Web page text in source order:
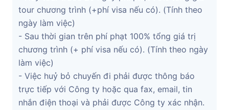
tour chương trình (+phí visa nếu có). (Tính theo
ngày làm việc)
- Sau thời gian trên phí phạt 100% tổng giá trị
chương trình (+ phí visa nếu có). (Tính theo ngày
làm việc)
- Việc huỷ bỏ chuyến đi phải được thông báo
trực tiếp với Công ty hoặc qua fax, email, tin
nhắn điện thoại và phải được Công ty xác nhận.